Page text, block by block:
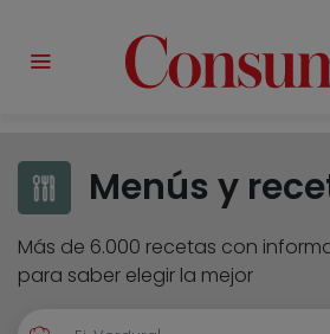
Menús y
Más de 6.000 recetas con
para saber elegir la mejor